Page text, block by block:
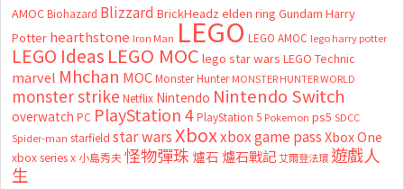
AMOC Biohazard Blizzard BrickHeadz elden ring Gundam Harry
Potter hearthstone Iron Man LEGO LEGO AMOC lego harry potter
LEGO Ideas LEGO MOC lego star wars LEGO Technic
marvel Mhchan MOC Monster Hunter MONSTER HUNTER WORLD
monster strike Netflix Nintendo Nintendo Switch
overwatch PC PlayStation 4 PlayStation 5 Pokemon ps5 SDCC
Spider-man starfield star warsXboxxbox game passXbox One
xbox series x 小島秀夫怪物彈珠 爐石 爐石戰記艾爾登法環 遊戲人
生